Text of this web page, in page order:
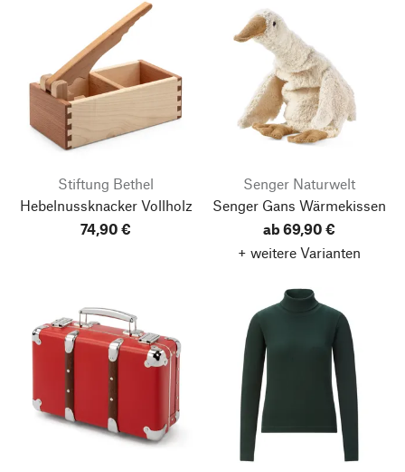
Stiftung Bethel
Hebelnussknacker Vollholz
74,90 €
Senger Naturwelt
Senger Gans Wärmekissen
ab 69,90 €
+ weitere Varianten